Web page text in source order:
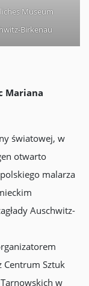
Museum
Birkenau
Mariana
światowej, w
otwarto
malarza
Auschwitz-
Centrum Sztuk
w